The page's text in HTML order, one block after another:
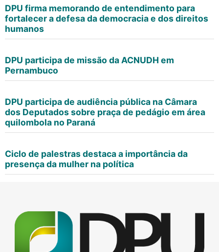
DPU firma memorando de entendimento para
fortalecer a defesa da democracia e dos direitos
humanos
DPU participa de missão da ACNUDH em
Pernambuco
DPU participa de audiência pública na Câmara
dos Deputados sobre praça de pedágio em área
quilombola no Paraná
Ciclo de palestras destaca a importância da
presença da mulher na política